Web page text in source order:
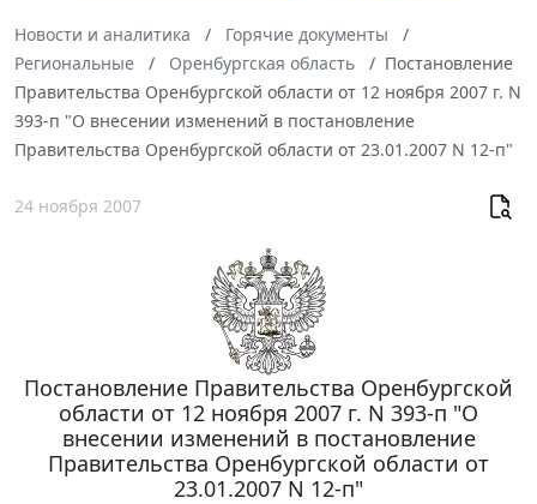
Новости и аналитика
Горячие документы
Региональные
Оренбургская область
Постановление
Правительства Оренбургской области от 12 ноября 2007 г. N
393-п "О внесении изменений в постановление
Правительства Оренбургской области от 23.01.2007 N 12-п"
24 ноября 2007
Постановление Правительства Оренбургской
области от 12 ноября 2007 г. N 393-п "О
внесении изменений в постановление
Правительства Оренбургской области от
23.01.2007 N 12-п"